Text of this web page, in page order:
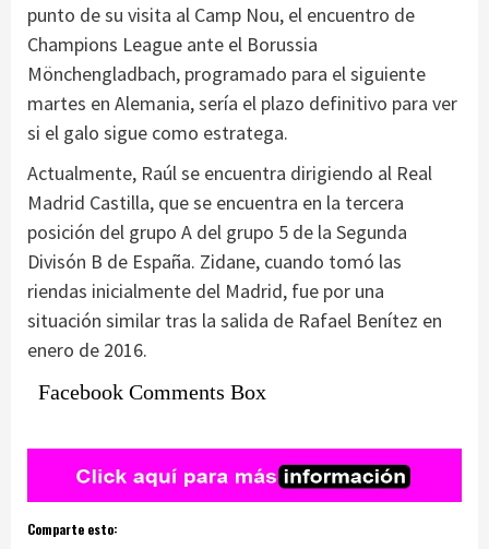
punto de su visita al Camp Nou, el encuentro de
Champions League ante el Borussia
Mönchengladbach, programado para el siguiente
martes en Alemania, sería el plazo definitivo para ver
si el galo sigue como estratega.
Actualmente, Raúl se encuentra dirigiendo al Real
Madrid Castilla, que se encuentra en la tercera
posición del grupo A del grupo 5 de la Segunda
Divisón B de España. Zidane, cuando tomó las
riendas inicialmente del Madrid, fue por una
situación similar tras la salida de Rafael Benítez en
enero de 2016.
Facebook Comments Box
Comparte esto: